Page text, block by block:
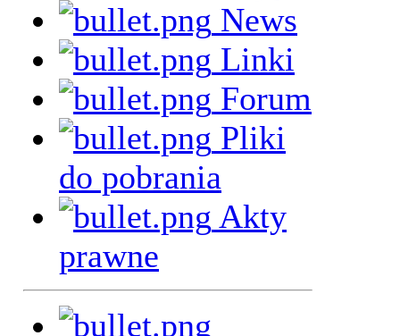
News
Linki
Forum
Pliki
do pobrania
Akty
prawne